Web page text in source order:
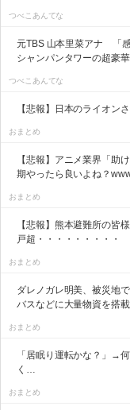
つべこあんてな
元TBS 山本里菜アナ 「
シャンパンタワーの超豪
つべこあんてな
【悲報】日本のライオン
おまとめ
【悲報】アニメ業界「助
期やったら良いよね？
おまとめ
【悲報】熊本避難所の皆
戸超・・・・・・・・・
おまとめ
ダレノガレ明美、被災地
バスなどに大量物資を搭
おまとめ
「居眠り運転かな？」→
く…
おまとめ